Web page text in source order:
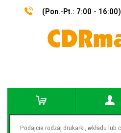
(Pon.-Pt.: 7:00 - 16:00)